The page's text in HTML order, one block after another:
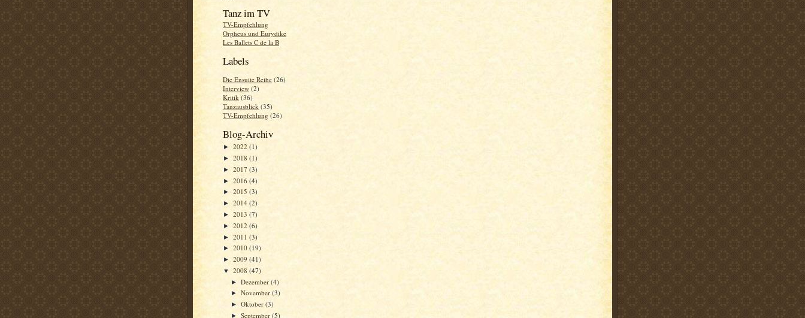
Tanz im TV
TV-Empfehlung
Orpheus und Eurydike
Les Ballets C de la B
Labels
Die Ensuite Reihe (26)
Interview (2)
Kritik (36)
Tanzausblick (35)
TV-Empfehlung (26)
Blog-Archiv
► 2022 (1)
► 2018 (1)
► 2017 (3)
► 2016 (4)
► 2015 (3)
► 2014 (2)
► 2013 (7)
► 2012 (6)
► 2011 (3)
► 2010 (19)
► 2009 (41)
▼ 2008 (47)
►Dezember(4)
►November(3)
►Oktober(3)
►September(5)